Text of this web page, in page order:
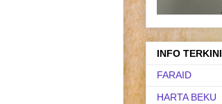
INFO TERKINI
FARAID
HARTA BEKU